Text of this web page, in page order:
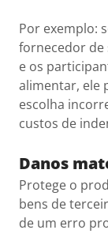
Por exemplo:
fornecedor de
e os
alimentar, ele
escolha
custos de
Danos
Protege o
bens de
de um erro